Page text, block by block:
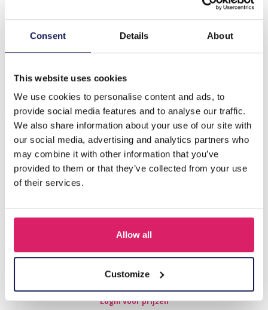
Consent Details About
This website uses cookies
We use cookies to personalise content and ads, to
provide social media features and to analyse our traffic.
We also share information about your use of our site with
our social media, advertising and analytics partners who
may combine it with other information that you’ve
provided to them or that they’ve collected from your use
of their services.
Allow all
Customize
Beschrijving
Anderen kochten ook
Q-D7.2 T2405-016 Knitted Positive Chicken 8.5cm
Login voor prijzen